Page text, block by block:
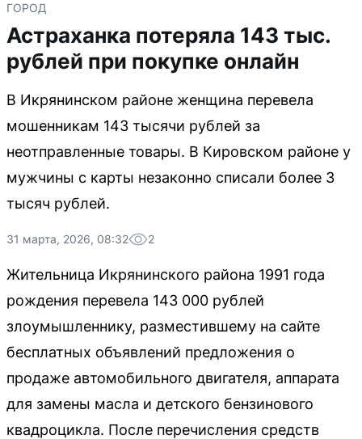
ГОРОД
Астраханка потеряла 143 тыс.
рублей при покупке онлайн
В Икрянинском районе женщина перевела
мошенникам 143 тысячи рублей за
неотправленные товары. В Кировском районе у
мужчины с карты незаконно списали более 3
тысяч рублей.
31 марта, 2026, 08:32 2
Жительница Икрянинского района 1991 года
рождения перевела 143 000 рублей
злоумышленнику, разместившему на сайте
бесплатных объявлений предложения о
продаже автомобильного двигателя, аппарата
для замены масла и детского бензинового
квадроцикла. После перечисления средств